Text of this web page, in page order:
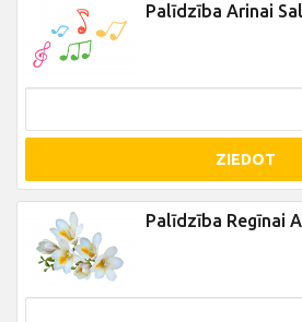
Palīdzība Arinai
ZIEDOT
Palīdzība Regīnai